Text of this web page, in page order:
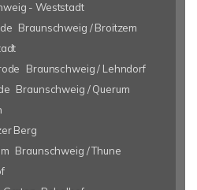
- Weststadt
Braunschweig / Broitzem
Braunschweig / Lehndorf
Braunschweig / Querum
Berg
Braunschweig / Thune